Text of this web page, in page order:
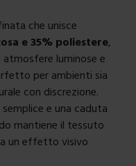
che unisce
e 35% poliestere,
luminose e
per ambienti sia
con discrezione.
e una caduta
mantiene il tessuto
un effetto visivo